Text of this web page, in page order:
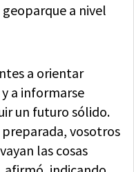
a nivel
a orientar
a informarse
un futuro sólido.
vosotros
las cosas